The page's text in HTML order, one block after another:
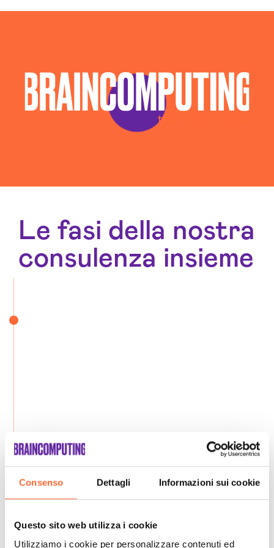
Consenso Dettagli Informazioni sui cookie
Questo sito web utilizza i cookie
Utilizziamo i cookie per personalizzare contenuti ed
Le fasi della nostra
consulenza insieme